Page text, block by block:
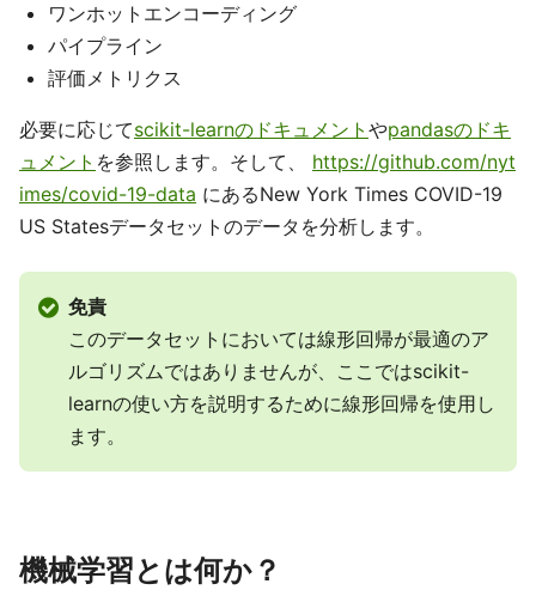
ワンホットエンコーディング
パイプライン
評価メトリクス
必要に応じてscikit-learnのドキュメント やpandasのドキ
ュメント を参照します。そして、 https://github.com/nyt
imes/covid-19-data にあるNew York Times COVID-19
US Statesデータセットのデータを分析します。
免責
このデータセットにおいては線形回帰が最適のア
ルゴリズムではありませんが、ここではscikit-
learnの使い方を説明するために線形回帰を使用し
ます。
機械学習とは何か？